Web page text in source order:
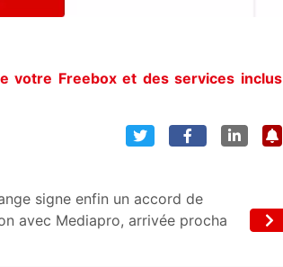
votre Freebox et des services inclus
signe enfin un accord de
avec Mediapro, arrivée procha